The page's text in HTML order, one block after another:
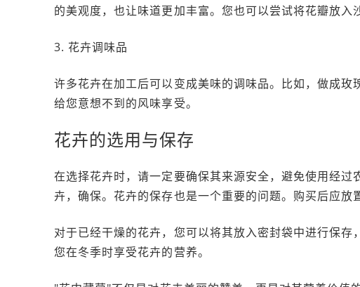
的美观度，也让味道更加丰富。您也可以尝试将花瓣放入
3. 花卉调味品
许多花卉在加工后可以变成美味的调味品。比如，做成
给您意想不到的风味享受。
花卉的选用与保存
在选择花卉时，请一定要确保其来源安全，避免使用经
卉，确保。花卉的保存也是一个重要的问题。购买后应放
对于已经干燥的花卉，您可以将其放入密封袋中进行保
您在冬季时享受花卉的营养。